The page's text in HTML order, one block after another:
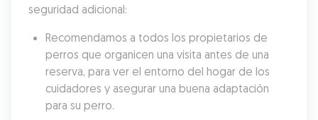
seguridad adicional:
Recomendamos a todos los propietarios de
perros que organicen una visita antes de una
reserva, para ver el entorno del hogar de los
cuidadores y asegurar una buena adaptación
para su perro.